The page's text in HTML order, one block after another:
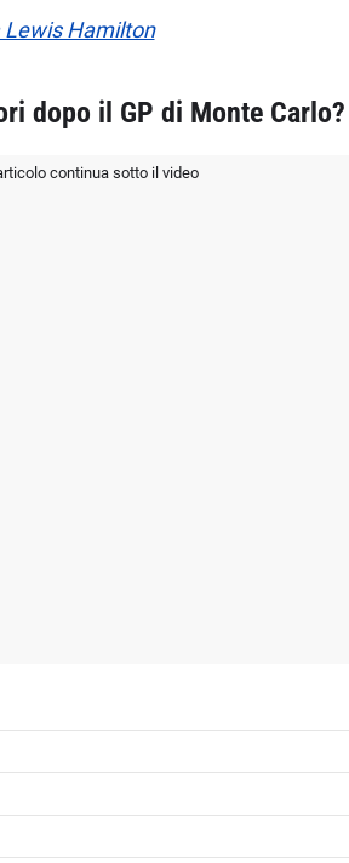
Lewis Hamilton
dopo il GP di Monte Carlo?
continua sotto il video